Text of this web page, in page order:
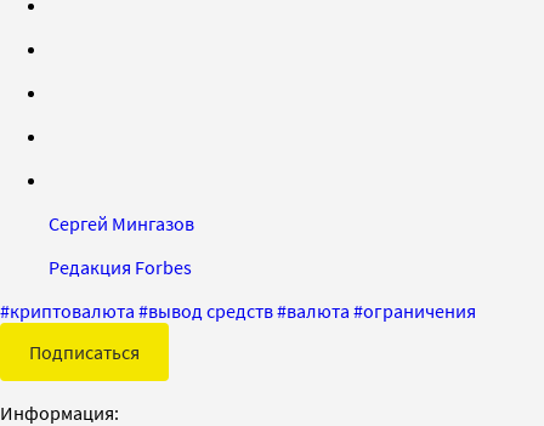
Сергей Мингазов
Редакция Forbes
#криптовалюта #вывод средств#валюта #ограничения
Подписаться
Информация: